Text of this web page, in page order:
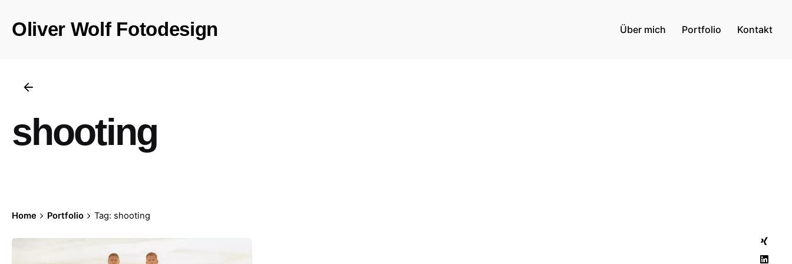
content
Oliver Wolf Fotodesign Über mich Portfolio Kontakt
shooting
Home Portfolio Tag: shooting